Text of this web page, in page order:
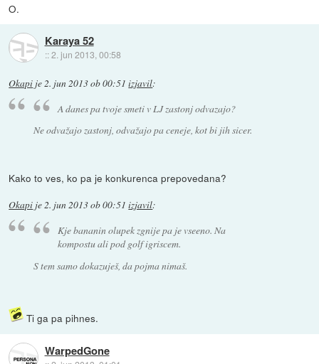
O.
Karaya 52
::2. jun 2013, 00:58
Okapi je2. jun 2013 ob 00:51 izjavil:
A danes pa tvoje smeti v LJ zastonj odvazajo?
Ne odvažajo zastonj, odvažajo pa ceneje, kot bi jih sicer.
Kako to ves, ko pa je konkurenca prepovedana?
Okapi je2. jun 2013 ob 00:51 izjavil:
Kje bananin olupek zgnije pa je vseeno. Na
kompostu ali pod golf igriscem.
S tem samo dokazuješ, da pojma nimaš.
Ti ga pa pihnes.
WarpedGone